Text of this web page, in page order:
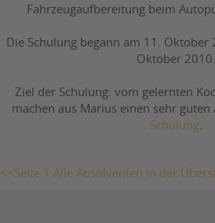
Fahrzeugaufbereitung beim
Die Schulung begann am 11.
Oktober 2010.
Ziel der Schulung: vom gelernten
machen aus Marius einen sehr guten
Schulung.
<<Seite 1 Alle Absolventen in der